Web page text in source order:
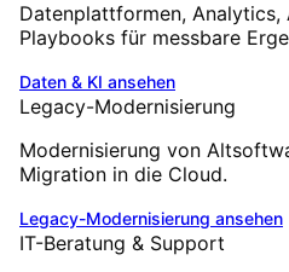
Datenplattformen,
Playbooks für messbare
Daten & KI ansehen
Legacy-Modernisierung
Modernisierung von
Migration in die Cloud.
Legacy-Modernisierung ansehen
IT-Beratung & Support